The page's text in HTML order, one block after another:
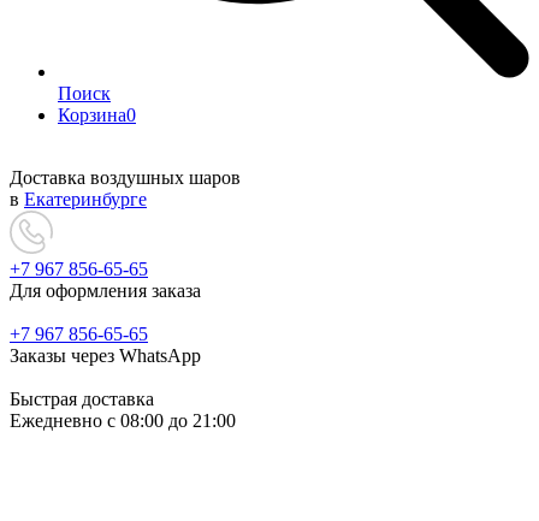
Поиск
Корзина0
Доставка воздушных шаров
в Екатеринбурге
+7 967 856-65-65
Для оформления заказа
+7 967 856-65-65
Заказы через WhatsApp
Быстрая доставка
Ежедневно c 08:00 до 21:00